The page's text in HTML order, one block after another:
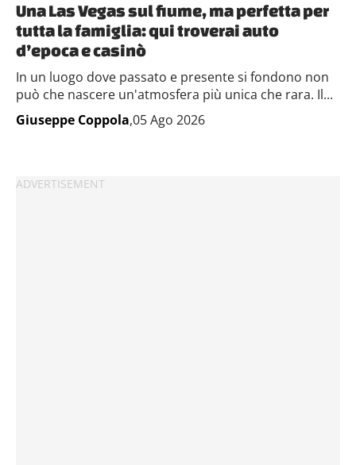
Una Las Vegas sul fiume, ma perfetta per
tutta la famiglia: qui troverai auto
d’epoca e casinò
In un luogo dove passato e presente si fondono non
può che nascere un'atmosfera più unica che rara. Il...
Giuseppe Coppola,05 Ago 2026